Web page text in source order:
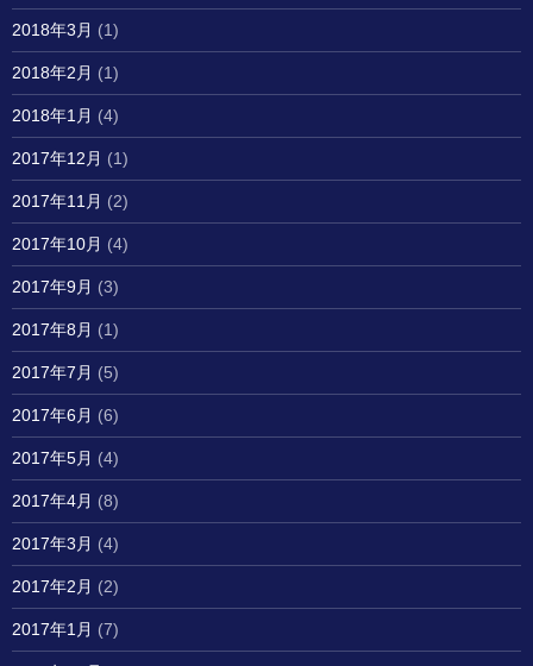
2018年3月 (1)
2018年2月 (1)
2018年1月 (4)
2017年12月 (1)
2017年11月 (2)
2017年10月 (4)
2017年9月 (3)
2017年8月 (1)
2017年7月 (5)
2017年6月 (6)
2017年5月 (4)
2017年4月 (8)
2017年3月 (4)
2017年2月 (2)
2017年1月 (7)